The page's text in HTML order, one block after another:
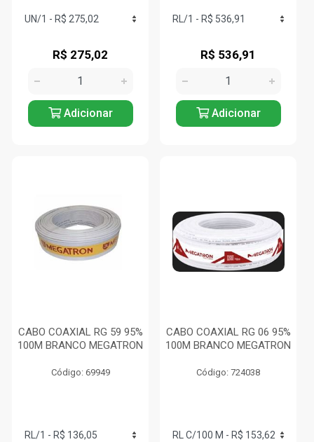
R$ 275,02
Adicionar
R$ 536,91
Adicionar
CABO COAXIAL RG 59 95%
100M BRANCO MEGATRON
Código: 69949
CABO COAXIAL RG 06 95%
100M BRANCO MEGATRON
Código: 724038